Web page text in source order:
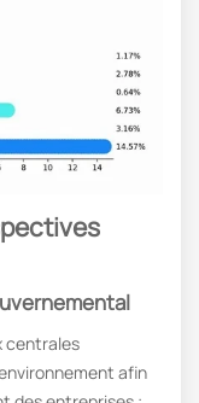
centrales
afin